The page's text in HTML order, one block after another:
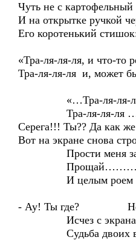
Чуть не с
И на открытке ручкой
Его коротенький
«Тра-ля-ля-ля, и что-то
Тра-ля-ля-ля и, может
«…Тра-ля-ля-ля и
Тра-ля-ля-ля … и
Серега!!! Ты?? Да как же
Вот на экране снова
Прости меня за
И целым роем
- Ау! Ты где? Но
Исчез с экрана
Судьба двоих в